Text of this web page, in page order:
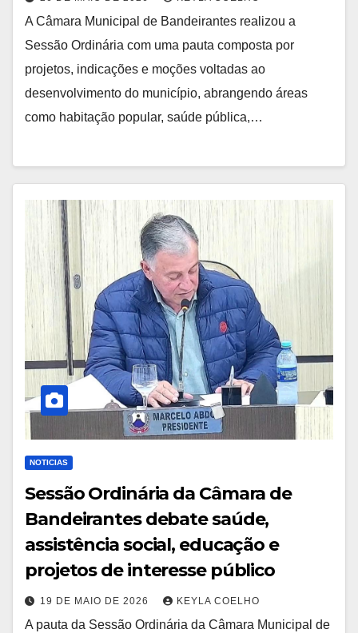
A Câmara Municipal de Bandeirantes realizou a
Sessão Ordinária com uma pauta composta por
projetos, indicações e moções voltadas ao
desenvolvimento do município, abrangendo áreas
como habitação popular, saúde pública,…
NOTICIAS
Sessão Ordinária da Câmara de
Bandeirantes debate saúde,
assistência social, educação e
projetos de interesse público
19 DE MAIO DE 2026 KEYLA COELHO
A pauta da Sessão Ordinária da Câmara Municipal de